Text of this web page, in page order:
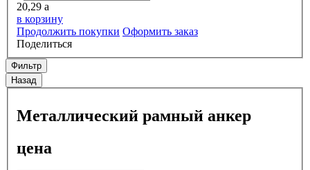
20,29 a
в корзину
Продолжить покупки Оформить заказ
Поделиться
Фильтр
Назад
Металлический рамный анкер
цена